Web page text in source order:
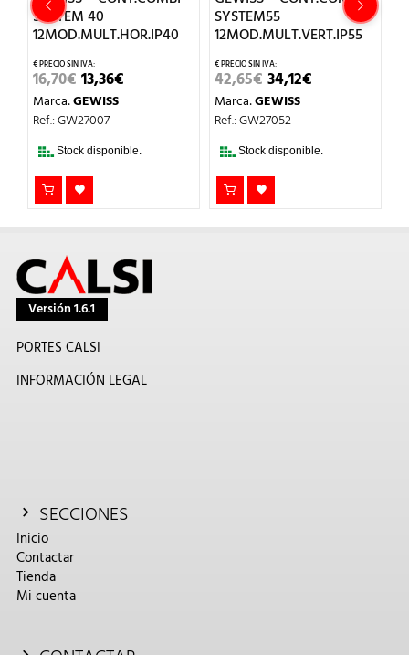
40
EL
PRECIO
ORIGINAL
ERA:
13,36€EL
PRECIO
ACTUAL
ES:
GEWISS
disponible.
SYSTEM55
12MOD.MULT.VERT.IP55
EL
PRECIO
ORIGINAL
ERA:
34,12€EL
PRECIO
ACTUAL
ES:
GEWISS
Ref.: GW27052
Stock disponible.
SYSTEM 40
Versión 1.6.1
PORTES CALSI
INFORMACIÓN LEGAL
SECCIONES
Inicio
Contactar
Tienda
Mi cuenta